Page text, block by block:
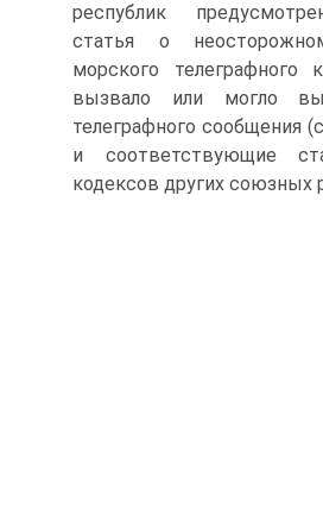
республик
статья о
морского телеграфного
вызвало или могло
телеграфного сообщения
и соответствующие
кодексов других союзных